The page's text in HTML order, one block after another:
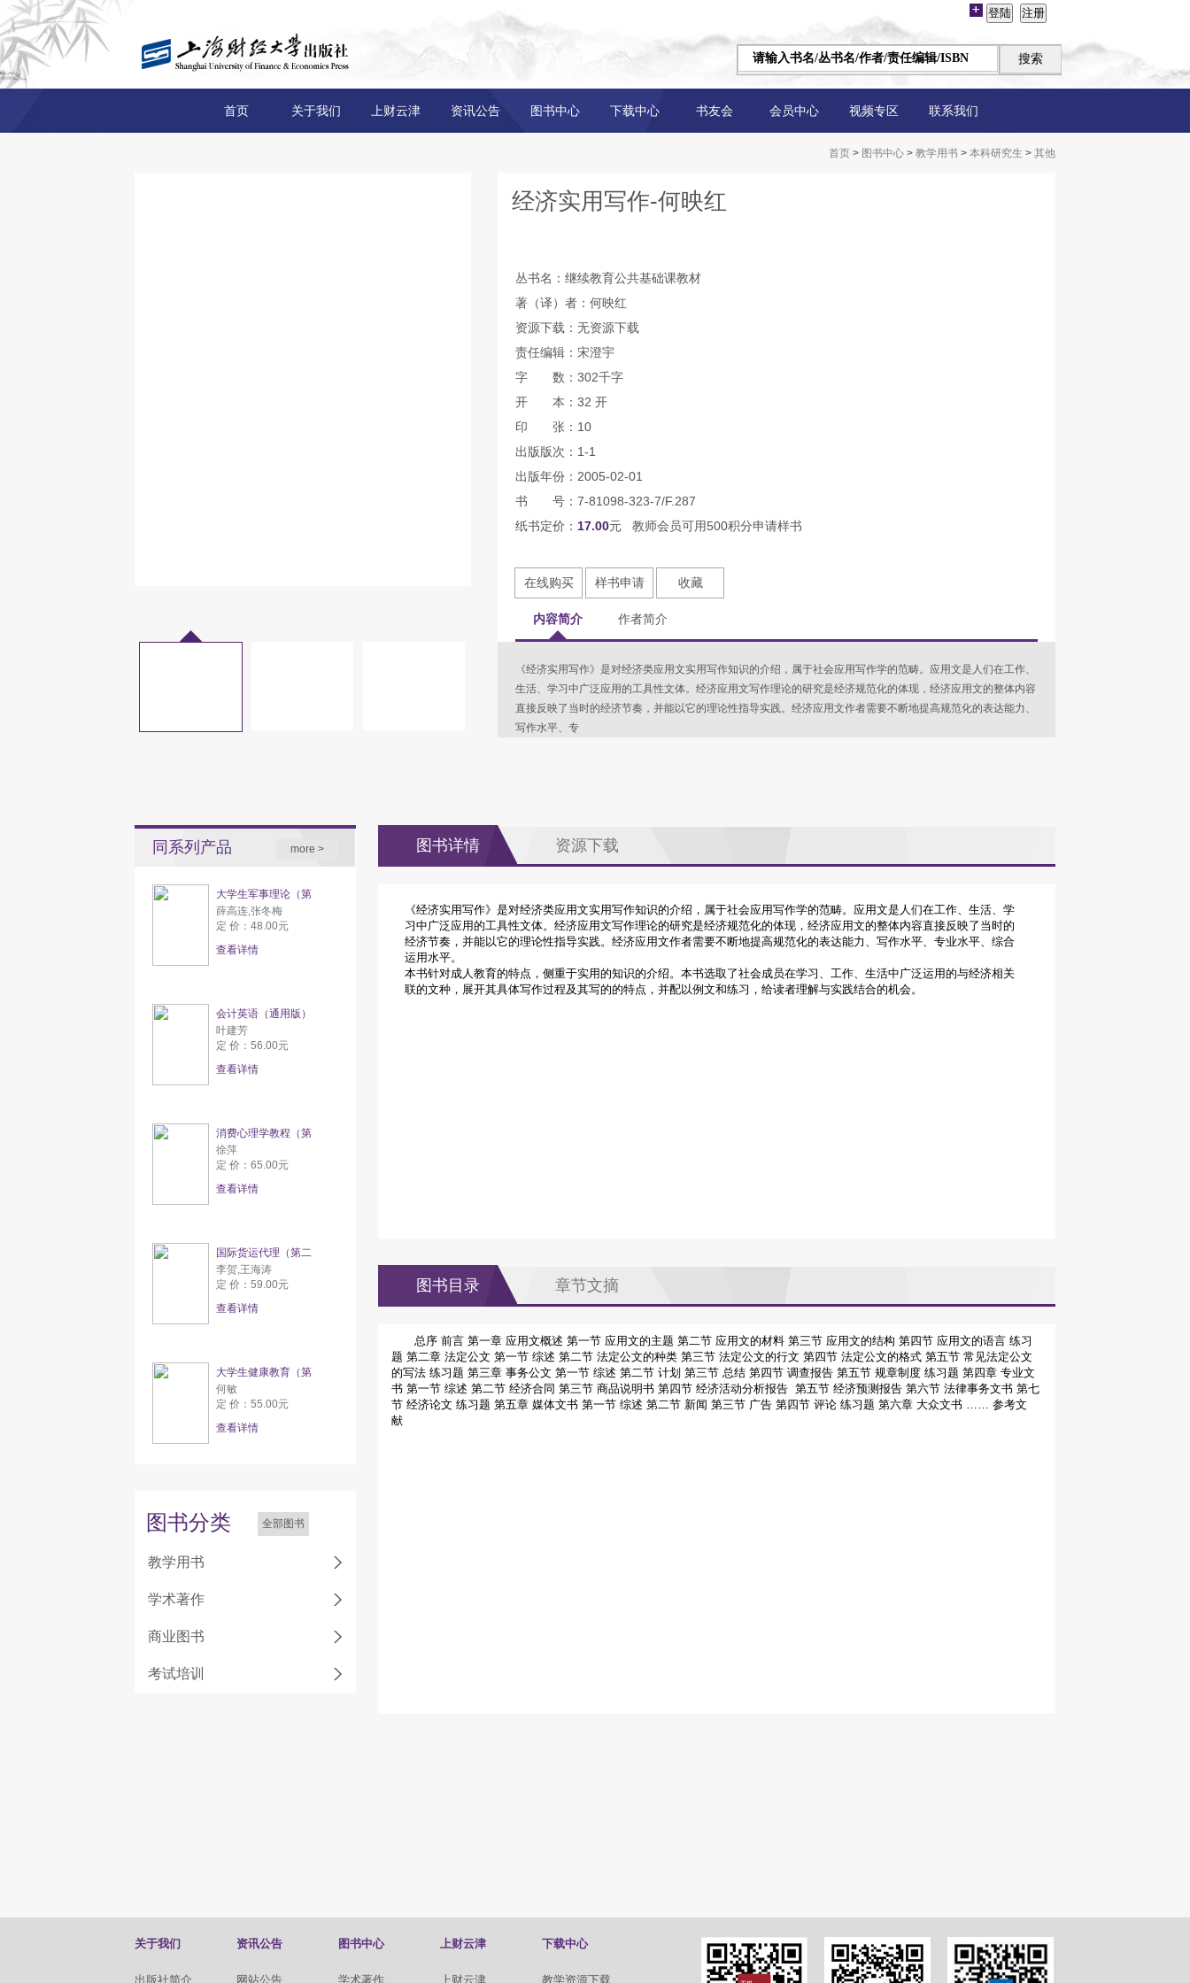
首页 关于我们 上财云津 资讯公告 图书中心 下载中心 书友会 会员中心 视频专区 联系我们
首页 > 图书中心 > 教学用书 > 本科研究生 > 其他
经济实用写作-何映红
丛书名：继续教育公共基础课教材
著（译）者：何映红
资源下载：无资源下载
责任编辑：宋澄宇
字 数：302千字
开 本：32 开
印 张：10
出版版次：1-1
出版年份：2005-02-01
书 号：7-81098-323-7/F.287
纸书定价： 17.00元 教师会员可用500积分申请样书
在线购买 样书申请 收藏
内容简介 作者简介
《经济实用写作》是对经济类应用文实用写作知识的介绍，属于社会应用写作学的范畴。应用文是人们在工作、
生活、学习中广泛应用的工具性文体。经济应用文写作理论的研究是经济规范化的体现，经济应用文的整体内容
直接反映了当时的经济节奏，并能以它的理论性指导实践。经济应用文作者需要不断地提高规范化的表达能力、
写作水平、专
同系列产品 more >
大学生军事理论（第
薛高连,张冬梅
定 价：48.00元
查看详情
会计英语（通用版）
叶建芳
定 价：56.00元
查看详情
消费心理学教程（第
徐萍
定 价：65.00元
查看详情
国际货运代理（第二
李贺,王海涛
定 价：59.00元
查看详情
大学生健康教育（第
何敏
定 价：55.00元
查看详情
图书分类 全部图书
教学用书
学术著作
商业图书
考试培训
图书详情 资源下载
《经济实用写作》是对经济类应用文实用写作知识的介绍，属于社会应用写作学的范畴。应用文是人们在工作、生活、学
习中广泛应用的工具性文体。经济应用文写作理论的研究是经济规范化的体现，经济应用文的整体内容直接反映了当时的
经济节奏，并能以它的理论性指导实践。经济应用文作者需要不断地提高规范化的表达能力、写作水平、专业水平、综合
运用水平。
本书针对成人教育的特点，侧重于实用的知识的介绍。本书选取了社会成员在学习、工作、生活中广泛运用的与经济相关
联的文种，展开其具体写作过程及其写的的特点，并配以例文和练习，给读者理解与实践结合的机会。
图书目录 章节文摘
总序 前言 第一章 应用文概述 第一节 应用文的主题 第二节 应用文的材料 第三节 应用文的结构 第四节 应用文的语言 练习
题 第二章 法定公文 第一节 综述 第二节 法定公文的种类 第三节 法定公文的行文 第四节 法定公文的格式 第五节 常见法定公文
的写法 练习题 第三章 事务公文 第一节 综述 第二节 计划 第三节 总结 第四节 调查报告 第五节 规章制度 练习题 第四章 专业文
书 第一节 综述 第二节 经济合同 第三节 商品说明书 第四节 经济活动分析报告 第五节 经济预测报告 第六节 法律事务文书 第七
节 经济论文 练习题 第五章 媒体文书 第一节 综述 第二节 新闻 第三节 广告 第四节 评论 练习题 第六章 大众文书 …… 参考文
献
关于我们
出版社简介
资讯公告
网站公告
图书中心
学术著作
上财云津
上财云津
下载中心
教学资源下载